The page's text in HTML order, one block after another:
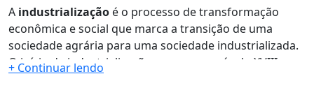
A industrialização é o processo de transformação
econômica e social que marca a transição de uma
sociedade agrária para uma sociedade industrializada.
O início da industrialização ocorreu no século XVIII na
Inglaterracom a